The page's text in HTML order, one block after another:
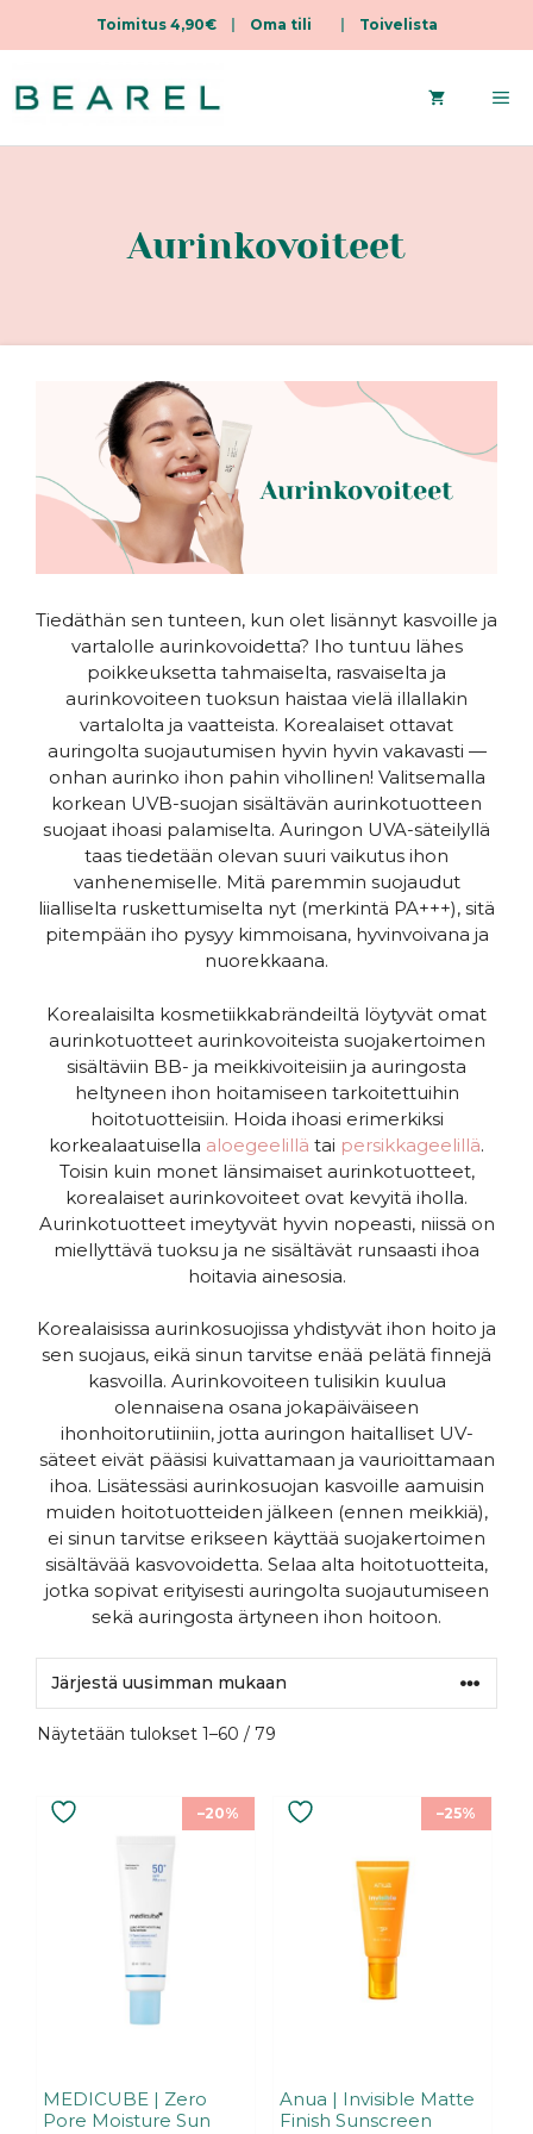
Toimitus 4,90€| Oma tili Toivelista
sisältöön
Aurinkovoiteet
Tiedäthän sen tunteen, kun olet lisännyt kasvoille ja
vartalolle aurinkovoidetta? Iho tuntuu lähes
poikkeuksetta tahmaiselta, rasvaiselta ja
aurinkovoiteen tuoksun haistaa vielä illallakin
vartalolta ja vaatteista. Korealaiset ottavat
auringolta suojautumisen hyvin hyvin vakavasti —
onhan aurinko ihon pahin vihollinen! Valitsemalla
korkean UVB-suojan sisältävän aurinkotuotteen
suojaat ihoasi palamiselta. Auringon UVA-säteilyllä
taas tiedetään olevan suuri vaikutus ihon
vanhenemiselle. Mitä paremmin suojaudut
liialliselta ruskettumiselta nyt (merkintä PA+++), sitä
pitempään iho pysyy kimmoisana, hyvinvoivana ja
nuorekkaana.
Korealaisilta kosmetiikkabrändeiltä löytyvät omat
aurinkotuotteet aurinkovoiteista suojakertoimen
sisältäviin BB- ja meikkivoiteisiin ja auringosta
heltyneen ihon hoitamiseen tarkoitettuihin
hoitotuotteisiin. Hoida ihoasi erimerkiksi
korkealaatuisella aloegeelillä tai persikkageelillä.
Toisin kuin monet länsimaiset aurinkotuotteet,
korealaiset aurinkovoiteet ovat kevyitä iholla.
Aurinkotuotteet imeytyvät hyvin nopeasti, niissä on
miellyttävä tuoksu ja ne sisältävät runsaasti ihoa
hoitavia ainesosia.
Korealaisissa aurinkosuojissa yhdistyvät ihon hoito ja
sen suojaus, eikä sinun tarvitse enää pelätä finnejä
kasvoilla. Aurinkovoiteen tulisikin kuulua
olennaisena osana jokapäiväiseen
ihonhoitorutiiniin, jotta auringon haitalliset UV-
säteet eivät pääsisi kuivattamaan ja vaurioittamaan
ihoa. Lisätessäsi aurinkosuojan kasvoille aamuisin
muiden hoitotuotteiden jälkeen (ennen meikkiä),
ei sinun tarvitse erikseen käyttää suojakertoimen
sisältävää kasvovoidetta. Selaa alta hoitotuotteita,
jotka sopivat erityisesti auringolta suojautumiseen
sekä auringosta ärtyneen ihon hoitoon.
Näytetään tulokset 1–60 / 79
–20%
MEDICUBE | Zero
Pore Moisture Sun
–25%
Anua | Invisible Matte
Finish Sunscreen